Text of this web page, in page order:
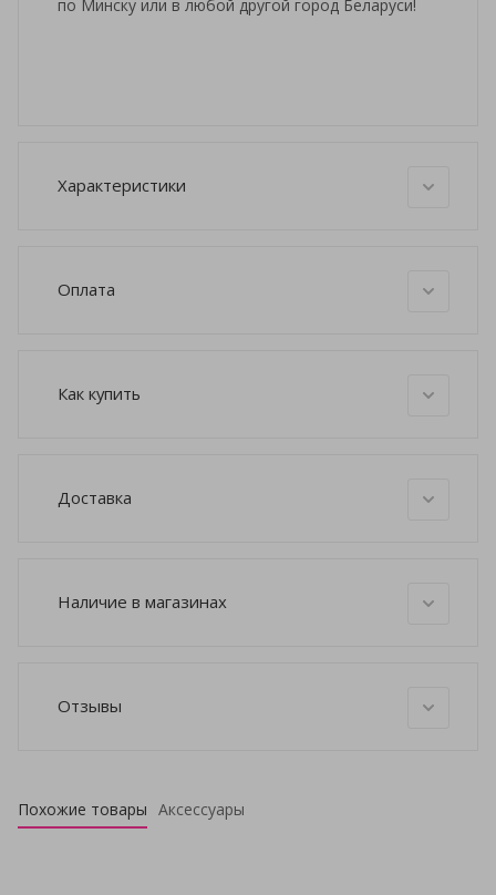
по Минску или в любой другой город Беларуси!
Характеристики
Оплата
Как купить
Доставка
Наличие в магазинах
Отзывы
Похожие товары Аксессуары